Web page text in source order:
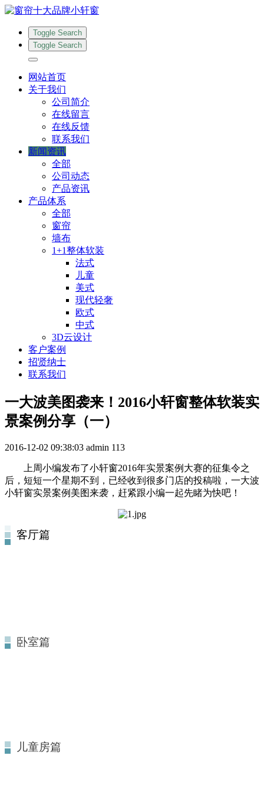
Toggle Search
Toggle Search
网站首页
关于我们
公司简介
在线留言
在线反馈
联系我们
新闻资讯
全部
公司动态
产品资讯
产品体系
全部
窗帘
墙布
1+1整体软装
法式
儿童
美式
现代轻奢
欧式
中式
3D云设计
客户案例
招贤纳士
联系我们
一大波美图袭来！2016小轩窗整体软装实
景案例分享（一）
2016-12-02 09:38:03 admin 113
上周小编发布了小轩窗2016年实景案例大赛的征集令之
后，短短一个星期不到，已经收到很多门店的投稿啦，一大波
小轩窗实景案例美图来袭，赶紧跟小编一起先睹为快吧！
客厅篇
卧室篇
儿童房篇